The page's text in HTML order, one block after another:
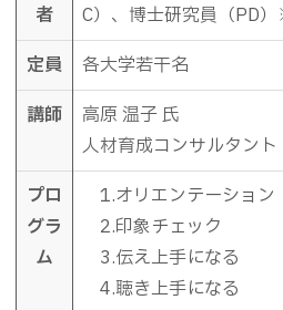
者
C）、博士研究員（PD
定員
各大学若干名
講師
高原 温子 氏
人材育成コンサルタント
プロ
グラ
ム
1.オリエンテーション
2.印象チェック
3.伝え上手になる
4.聴き上手になる